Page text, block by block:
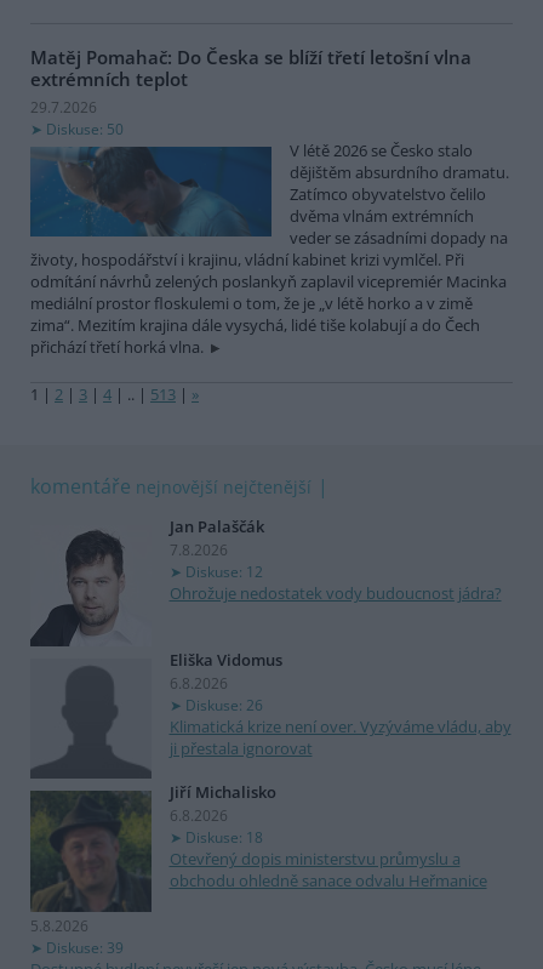
Matěj Pomahač: Do Česka se blíží třetí letošní vlna
extrémních teplot
29.7.2026
Diskuse: 50
V létě 2026 se Česko stalo
dějištěm absurdního dramatu.
Zatímco obyvatelstvo čelilo
dvěma vlnám extrémních
veder se zásadními dopady na
životy, hospodářství i krajinu, vládní kabinet krizi vymlčel. Při
odmítání návrhů zelených poslankyň zaplavil vicepremiér Macinka
mediální prostor floskulemi o tom, že je „v létě horko a v zimě
zima“. Mezitím krajina dále vysychá, lidé tiše kolabují a do Čech
přichází třetí horká vlna.
1 | 2 | 3 | 4 | .. | 513 | »
komentáře nejnovější nejčtenější
Jan Palaščák
7.8.2026
Diskuse: 12
Ohrožuje nedostatek vody budoucnost jádra?
Eliška Vidomus
6.8.2026
Diskuse: 26
Klimatická krize není over. Vyzýváme vládu, aby
ji přestala ignorovat
Jiří Michalisko
6.8.2026
Diskuse: 18
Otevřený dopis ministerstvu průmyslu a
obchodu ohledně sanace odvalu Heřmanice
5.8.2026
Diskuse: 39